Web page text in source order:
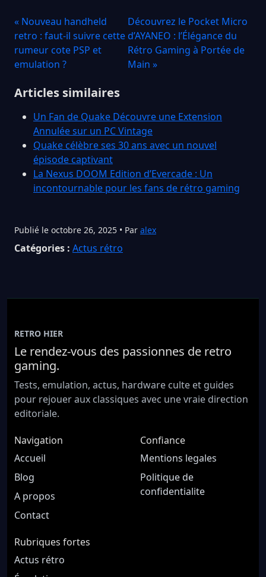
« Nouveau handheld
retro : faut-il suivre cette
rumeur cote PSP et
emulation ?
Découvrez le Pocket Micro
d’AYANEO : l’Élégance du
Rétro Gaming à Portée de
Main »
Articles similaires
Un Fan de Quake Découvre une Extension
Annulée sur un PC Vintage
Quake célèbre ses 30 ans avec un nouvel
épisode captivant
La Nexus DOOM Edition d’Evercade : Un
incontournable pour les fans de rétro gaming
Publié le octobre 26, 2025 • Par alex
Catégories : Actus rétro
RETRO HIER
Le rendez-vous des passionnes de retro
gaming.
Tests, emulation, actus, hardware culte et guides
pour rejouer aux classiques avec une vraie direction
editoriale.
Navigation
Accueil
Blog
A propos
Contact
Confiance
Mentions legales
Politique de
confidentialite
Rubriques fortes
Actus rétro